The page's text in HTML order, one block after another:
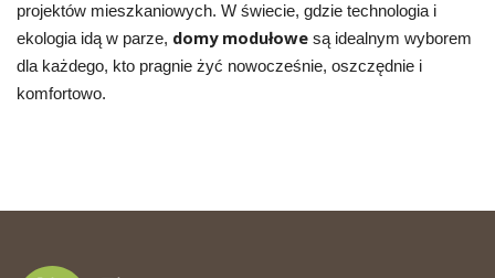
projektów mieszkaniowych. W świecie, gdzie technologia i
ekologia idą w parze, domy modułowesą idealnym wyborem
dla każdego, kto pragnie żyć nowocześnie, oszczędnie i
komfortowo.